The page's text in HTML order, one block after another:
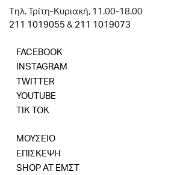
Tηλ. Τρίτη-Κυριακή, 11.00-18.00
211 1019055 & 211 1019073
FACEBOOK
INSTAGRAM
TWITTER
YOUTUBE
TIK TOK
ΜΟΥΣΕΙΟ
ΕΠΙΣΚΕΨΗ
SHOP AT ΕΜΣΤ